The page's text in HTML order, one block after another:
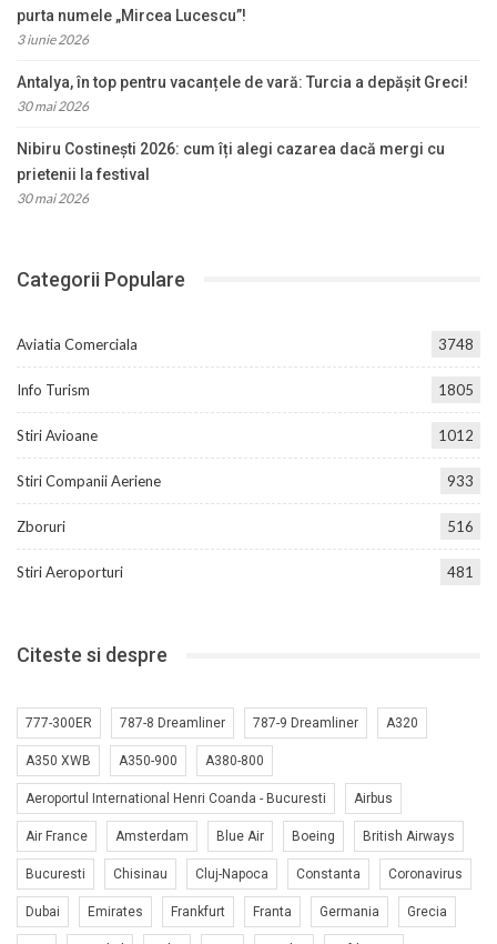
purta numele „Mircea Lucescu”!
3 iunie 2026
Antalya, în top pentru vacanțele de vară: Turcia a depășit Greci!
30 mai 2026
Nibiru Costinești 2026: cum îți alegi cazarea dacă mergi cu
prietenii la festival
30 mai 2026
Categorii Populare
Aviatia Comerciala 3748
Info Turism 1805
Stiri Avioane 1012
Stiri Companii Aeriene 933
Zboruri 516
Stiri Aeroporturi 481
Citeste si despre
777-300ER 787-8 Dreamliner 787-9 Dreamliner A320
A350 XWB A350-900 A380-800
Aeroportul International Henri Coanda - Bucuresti Airbus
Air France Amsterdam Blue Air Boeing British Airways
Bucuresti Chisinau Cluj-Napoca Constanta Coronavirus
Dubai Emirates Frankfurt Franta Germania Grecia